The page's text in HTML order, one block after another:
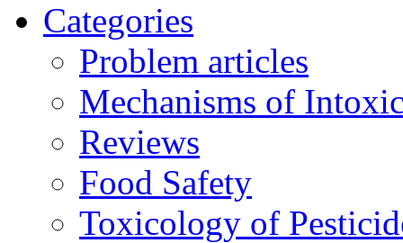
Categories
Problem articles
Mechanisms of
Reviews
Food Safety
Toxicology of